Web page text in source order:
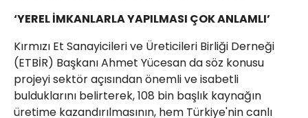
‘YEREL İMKANLARLA YAPILMASI ÇOK ANLAMLI’
Kırmızı Et Sanayicileri ve Üreticileri Birliği Derneği
(ETBİR) Başkanı Ahmet Yücesan da söz konusu
projeyi sektör açısından önemli ve isabetli
bulduklarını belirterek, 108 bin başlık kaynağın
üretime kazandırılmasının, hem Türkiye'nin canlı